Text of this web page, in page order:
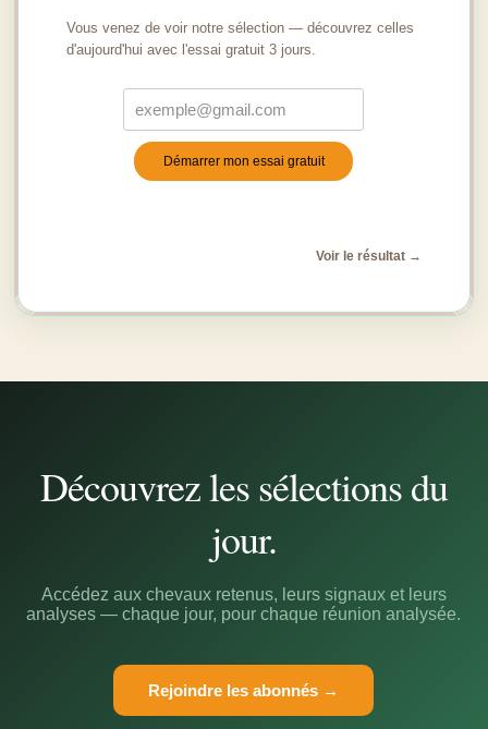
Vous venez de voir notre sélection — découvrez celles
d'aujourd'hui avec l'essai gratuit 3 jours.
Démarrer mon essai gratuit
Voir le résultat →
Découvrez les sélections du
jour.
Accédez aux chevaux retenus, leurs signaux et leurs
analyses — chaque jour, pour chaque réunion analysée.
Rejoindre les abonnés →